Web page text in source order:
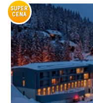
SUPER
CENA